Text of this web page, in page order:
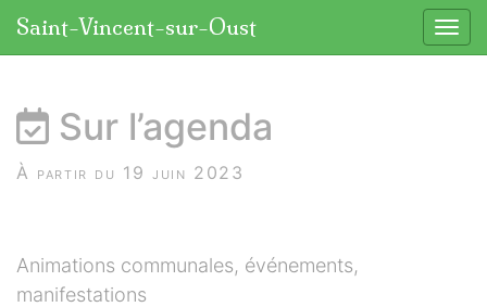
Saint-Vincent-sur-Oust
Sur l’agenda
À partir du 19 juin 2023
Animations communales, événements,
manifestations
Panneau de gestion des cookies